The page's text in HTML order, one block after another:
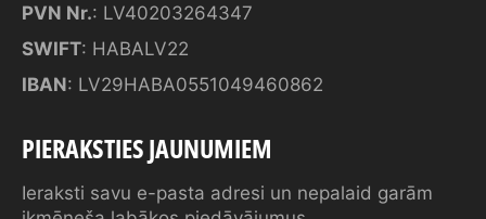
PVN Nr.: LV40203264347
SWIFT: HABALV22
IBAN: LV29HABA0551049460862
PIERAKSTIES JAUNUMIEM
Ieraksti savu e-pasta adresi un nepalaid garām